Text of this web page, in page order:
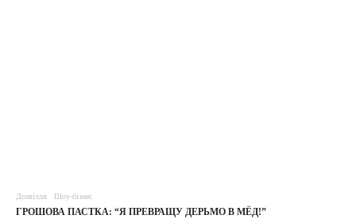
Дозвілля Шоу-бізнес
ГРОШОВА ПАСТКА: “Я ПРЕВРАЩУ ДЕРЬМО В МЁД!”